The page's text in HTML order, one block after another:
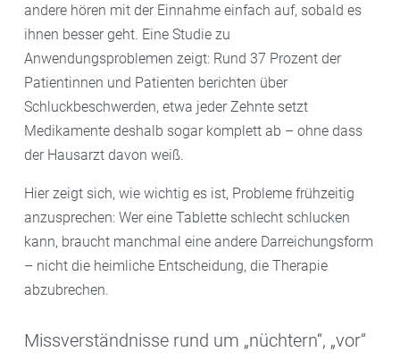
andere hören mit der Einnahme einfach auf, sobald es
ihnen besser geht. Eine Studie zu
Anwendungsproblemen zeigt: Rund 37 Prozent der
Patientinnen und Patienten berichten über
Schluckbeschwerden, etwa jeder Zehnte setzt
Medikamente deshalb sogar komplett ab – ohne dass
der Hausarzt davon weiß.
Hier zeigt sich, wie wichtig es ist, Probleme frühzeitig
anzusprechen: Wer eine Tablette schlecht schlucken
kann, braucht manchmal eine andere Darreichungsform
– nicht die heimliche Entscheidung, die Therapie
abzubrechen.
Missverständnisse rund um „nüchtern“, „vor“